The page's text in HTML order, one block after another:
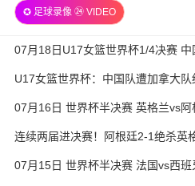
✪ 足球录像 ㉔ VIDEO
07月18日U17女篮世界杯1/4决赛
U17女篮世界杯：中国队遭加拿大
07月16日 世界杯半决赛 英格兰vs阿
连续两届进决赛！阿根廷2-1绝杀英
07月15日 世界杯半决赛 法国vs西班